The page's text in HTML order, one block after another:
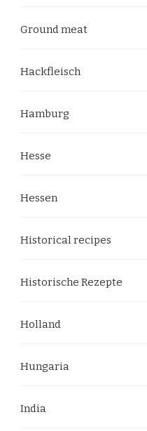
Ground meat
Hackfleisch
Hamburg
Hesse
Hessen
Historical recipes
Historische Rezepte
Holland
Hungaria
India